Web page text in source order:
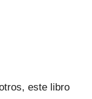
este libro